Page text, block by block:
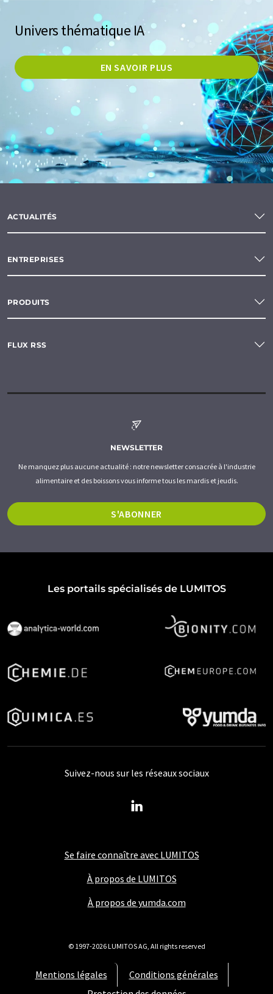
Univers thématique IA
EN SAVOIR PLUS
ACTUALITÉS
ENTREPRISES
PRODUITS
FLUX RSS
NEWSLETTER
Ne manquez plus aucune actualité : notre newsletter consacrée à l'industrie
alimentaire et des boissons vous informe tous les mardis et jeudis.
S'ABONNER
Les portails spécialisés de LUMITOS
Se faire connaître avec LUMITOS
À propos de LUMITOS
À propos de yumda.com
Mentions légales
Conditions générales
Suivez-nous sur les réseaux sociaux
© 1997-2026 LUMITOS AG, All rights reserved